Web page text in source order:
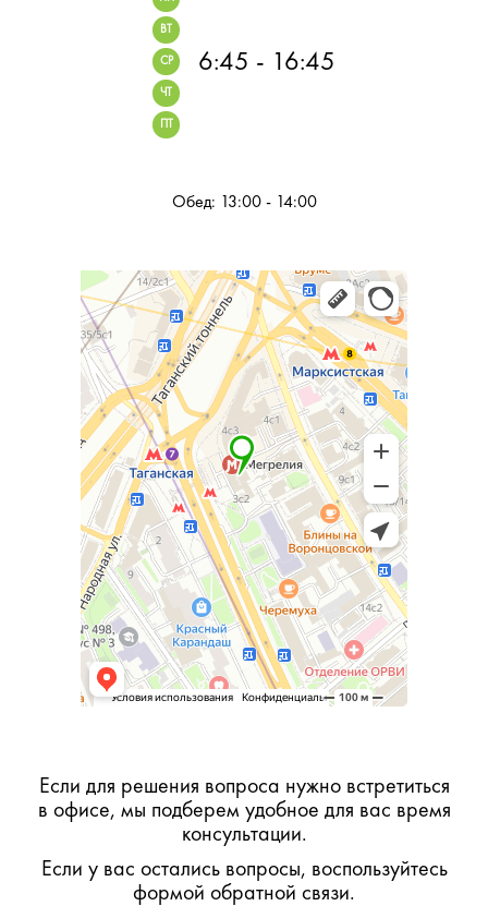
ВТ
СР
ЧТ
6:45 - 16:45
Обед: 13:00 - 14:00
Если для решения вопроса нужно встретиться
в офисе, мы подберем удобное для вас время
консультации.
Если у вас остались вопросы, воспользуйтесь
формой обратной связи.